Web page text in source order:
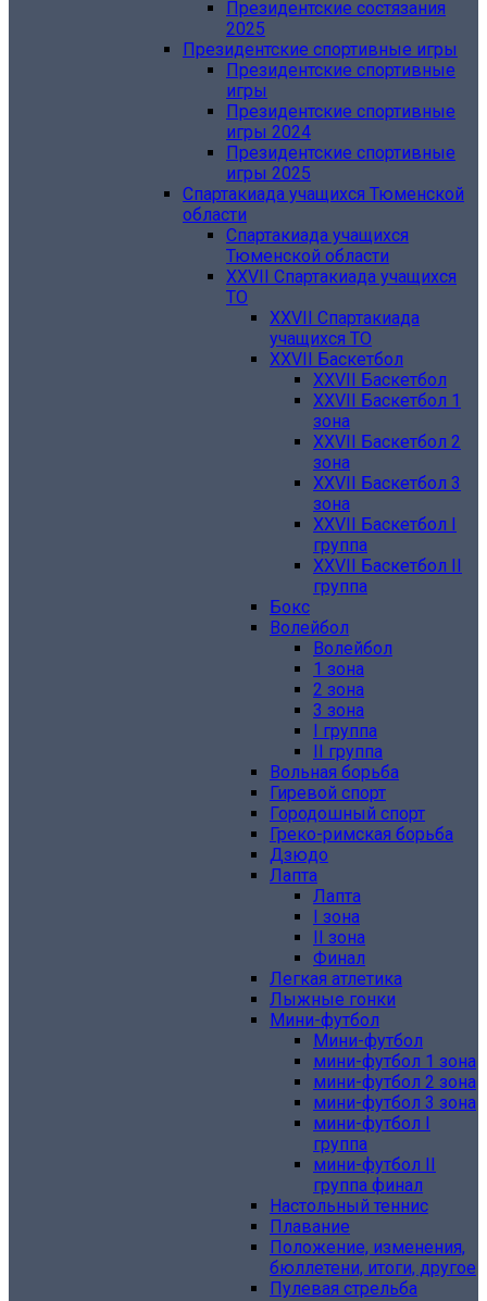
Президентские состязания
2025
Президентские спортивные игры
Президентские спортивные
игры
Президентские спортивные
игры 2024
Президентские спортивные
игры 2025
Спартакиада учащихся Тюменской
области
Спартакиада учащихся
Тюменской области
XXVII Спартакиада учащихся
ТО
XXVII Спартакиада
учащихся ТО
XXVII Баскетбол
XXVII Баскетбол
XXVII Баскетбол 1
зона
XXVII Баскетбол 2
зона
XXVII Баскетбол 3
зона
XXVII Баскетбол I
группа
XXVII Баскетбол II
группа
Бокс
Волейбол
Волейбол
1 зона
2 зона
3 зона
I группа
II группа
Вольная борьба
Гиревой спорт
Городошный спорт
Греко-римская борьба
Дзюдо
Лапта
Лапта
I зона
II зона
Финал
Легкая атлетика
Лыжные гонки
Мини-футбол
Мини-футбол
мини-футбол 1 зона
мини-футбол 2 зона
мини-футбол 3 зона
мини-футбол I
группа
мини-футбол II
группа финал
Настольный теннис
Плавание
Положение, изменения,
бюллетени, итоги, другое
Пулевая стрельба